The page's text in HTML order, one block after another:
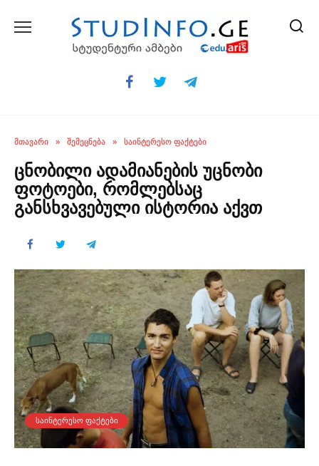
ᲛᲗᲐᲕᲐᲠᲘ » ᲨᲔᲛᲔᲪᲜᲔᲑᲐ » ᲡᲐᲘᲜᲢᲔᲠᲔᲡᲝ ᲤᲐᲥᲢᲔᲑᲘ
ცნობილი ადამიანების უცნობი
ფოტოები, რომლებსაც
განსხვავებული ისტორია აქვთ
ᲡᲐᲘᲜᲢᲔᲠᲔᲡᲝ ᲤᲐᲥᲢᲔᲑᲘ